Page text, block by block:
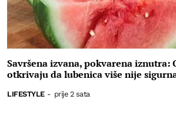
Savršena izvana, pokvarena iznutra:
otkrivaju da lubenica više nije
LIFESTYLE - prije 2 sata